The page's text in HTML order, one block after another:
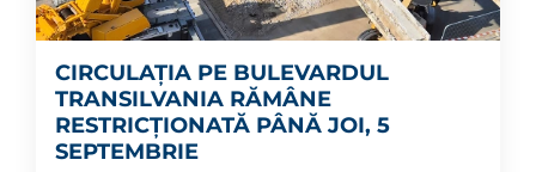
CIRCULAȚIA PE BULEVARDUL
TRANSILVANIA RĂMÂNE
RESTRICȚIONATĂ PÂNĂ JOI, 5
SEPTEMBRIE